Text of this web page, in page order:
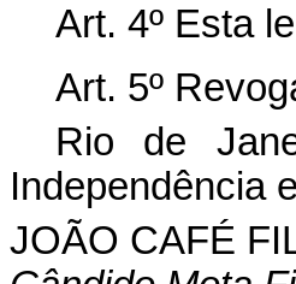
Art. 4º Esta
Art. 5º
Rio de
Independência
JOÃO CAFÉ